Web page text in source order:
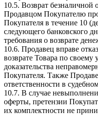
10.5. Возврат безналичной
Продавцом Покупателю
Покупателя в течение 10
следующего банковского
требования о возврате
10.6. Продавец вправе
возврате Товара по своему
доказательства
Покупателя. Также
ответственности в
10.7. В случае
оферты, претензии
их комплектности не